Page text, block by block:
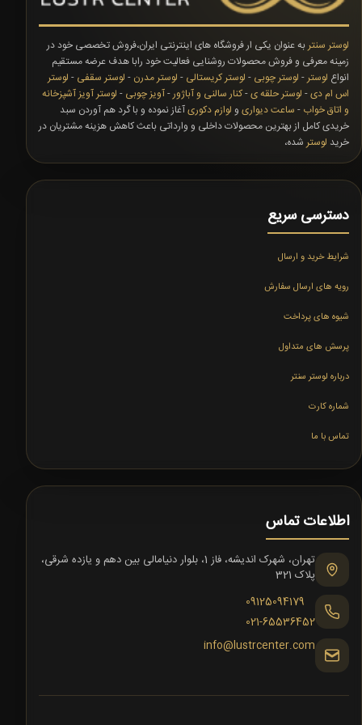
لوستر سنتر به عنوان یکی ار فروشگاه های اینترنتی ایران،فروش تخصصی خود در
زمینه معرفی و فروش محصولات روشنایی فعالیت خود رابا هدف عرضه مستقیم
انواع لوستر - لوستر چوبی - لوستر کریستالی - لوستر مدرن - لوستر سقفی - لوستر
اس ام دی- لوستر حلقه ی-کنار سالنی و آباژور-آویز چوبی - لوستر آویز آشپزخانه
و اتاق خواب - ساعت دیواری و لوازم دکوریآغاز نموده و با گرد هم آوردن سبد
خریدی کامل از بهترین محصولات داخلی و وارداتی باعث کاهش هزینه مشتریان در
خرید لوستر شده،
دسترسی سریع
شرایط خرید و ارسال
رویه های ارسال سفارش
شیوه های پرداخت
پرسش های متداول
درباره لوستر سنتر
شماره کارت
تماس با ما
اطلاعات تماس
تهران، شهرک اندیشه، فاز 1، بلوار دنیامالی بین دهم و یازده شرقی،
پلاک 321
09125094179
021-65536452
info@lustrcenter.com